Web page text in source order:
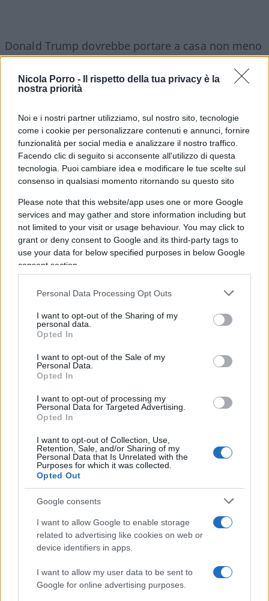
Nicola Porro -
Il rispetto della tua privacy è la
nostra priorità
Noi e i nostri partner utilizziamo, sul nostro sito, tecnologie
come i cookie per personalizzare contenuti e annunci, fornire
funzionalità per social media e analizzare il nostro traffico.
Facendo clic di seguito si acconsente all'utilizzo di questa
tecnologia. Puoi cambiare idea e modificare le tue scelte sul
consenso in qualsiasi momento ritornando su questo sito
Please note that this website/app uses one or more Google
services and may gather and store information including but
not limited to your visit or usage behaviour. You may click to
grant or deny consent to Google and its third-party tags to
use your data for below specified purposes in below Google
consent section.
Personal Data Processing Opt Outs
I want to opt-out of the Sharing of my
personal data.
Opted In
I want to opt-out of the Sale of my
Personal Data.
Opted In
I want to opt-out of processing my
Personal Data for Targeted Advertising.
Opted In
I want to opt-out of Collection, Use,
Retention, Sale, and/or Sharing of my
Personal Data that Is Unrelated with the
Purposes for which it was collected.
Opted Out
Google consents
I want to allow Google to enable storage
related to advertising like cookies on web or
device identifiers in apps.
I want to allow my user data to be sent to
Google for online advertising purposes.
Donald Trump dovrebbe portare a casa non meno
di trecento grandi elettori.
Ma il dato di fatto saliente, quasi clamoroso, è la
probabile vittoria di Trump anche nel voto
popolare nazionale. Se ciò fosse confermato, è un
fatto che non accadeva da vent’anni, dalla
rielezione di G.W. Bush nel 2004.
I Repubblicani riottengono la maggioranza anche
al Senato (si è votato per il rinnovo di 34 senatori)
e pare confermino anche la maggioranza alla
Camera dei rappresentanti.
rossa è incontenibile.
Nelle ultime settimane
per Harris, dimostrando ancora una volta di non
aver capito assolutamente nulla della classe
media americana, sofferente e silenziosa, e
persino della classe operaia. Le élite hanno perso
Trump dimostra che si può vincere anche senza
avere a proprio favore giornali e televisioni. Gli è
Ora occorre attendere solo i dati per verificare i
numeri, ma nella sostanza i giochi sono fatti.
ne va plus.